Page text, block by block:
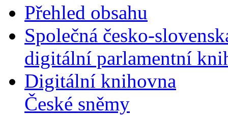
Přehled obsahu
Společná česko-
digitální parlamentní
Digitální knihovna
České sněmy